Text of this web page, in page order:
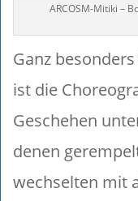
ARCOSM-Mitiki –
Ganz
ist die
Geschehen
denen
wechselten mit